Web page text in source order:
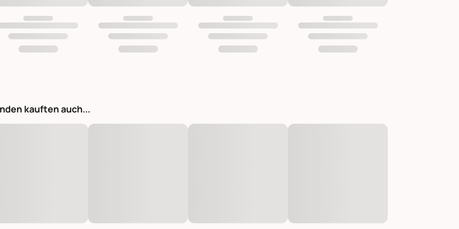
kauften auch...